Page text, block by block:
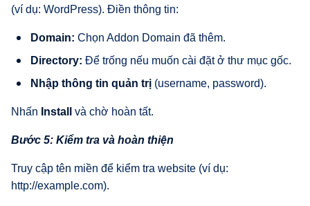
(ví dụ: WordPress). Điền thông tin:
Domain: Chọn Addon Domain đã thêm.
Directory: Để trống nếu muốn cài đặt ở thư mục gốc.
Nhập thông tin quản trị (username, password).
Nhấn Install và chờ hoàn tất.
Bước 5: Kiểm tra và hoàn thiện
Truy cập tên miền để kiểm tra website (ví dụ:
http://example.com).